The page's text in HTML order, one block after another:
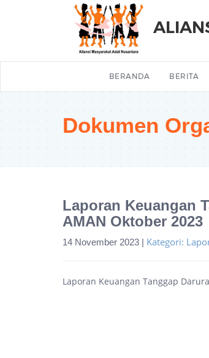
BERANDA BERITA
Dokumen
Laporan Keuangan
AMAN Oktober 2023
14 November 2023 | Kategori:
Laporan Keuangan Tanggap